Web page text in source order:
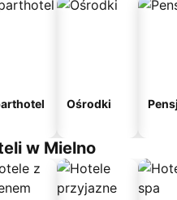
Ośrodki
w Mielno